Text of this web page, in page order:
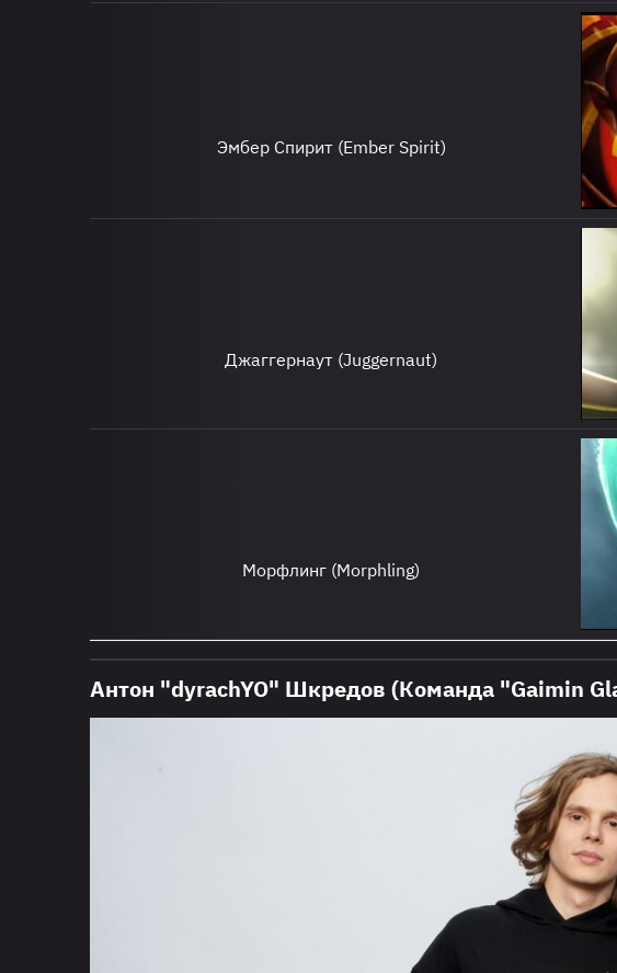
Эмбер Спирит (Ember Spirit)
Джаггернаут (Juggernaut)
Морфлинг (Morphling)
Антон "dyrachYO" Шкредов (Команда "Gaimin